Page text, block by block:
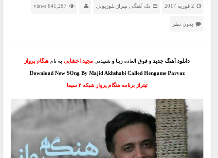
2 فوریه 2017 تک آهنگ تیتراژ تلوزیونی 641,287 views
بدون نظر
دانلود آهنگ جدید و فوق العاده زیبا و شنیدنیمجید اخشابیبه نام هنگام پرواز
Download New SOng By Majid Akhshabi Called Hengame Parvaz
تیتراژ برنامه هنگام پرواز شبکه ۳ سیما